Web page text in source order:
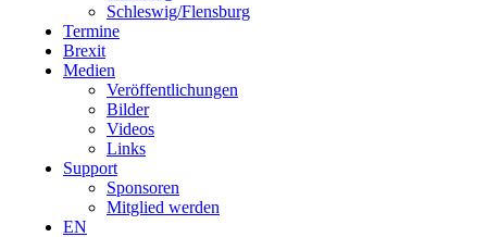
Schleswig/Flensburg
Termine
Brexit
Medien
Veröffentlichungen
Bilder
Videos
Links
Support
Sponsoren
Mitglied werden
EN